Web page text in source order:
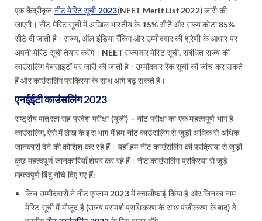
एक केंद्रीकृत नीट मेरिट सूची 2023(NEET Merit List 2022) जारी की
जाएगी। नीट मेरिट सूची में अखिल भारतीय के 15% सीटें और राज्य कोटा 85%
सीटे दी जाती है। राज्य, ऑल इंडिया रैंकिंग और उम्मीदवार की श्रेणी के आधार पर
अपनी मेरिट सूची तैयार करेंगे। NEET राज्यवार मेरिट सूची, संबंधित राज्य की
काउंसलिंग वेबसाइटों पर जारी की जाती है। उम्मीदवार रैंक सूची की जांच कर सकते
हैं और काउंसलिंग प्रक्रिया के साथ आगे बढ़ सकते हैं।
एनईईटी काउंसलिंग 2023
राष्ट्रीय पात्रता सह प्रवेश परीक्षा (यूजी) – नीट परीक्षा का एक महत्वपूर्ण भाग है
काउंसलिंग, ऐसे में लेख के इस भाग में हम नीट काउंसलिंग से जुड़ी अधिक से अधिक
जानकारी देने की कोशिश कर रहे हैं। यहाँ हम नीट काउंसलिंग की प्रक्रिया से जुड़ी
कुछ महत्वपूर्ण जानकारियाँ शेयर कर रहे हैं। नीट काउंसलिंग प्रक्रिया से जुड़े
महत्वपूर्ण बिंदु नीचे दिए गए हैं:
जिन उम्मीदवारों ने नीट एग्जाम 2023 में क्वालीफाई किया है और जिनका नाम
मेरिट सूची में मौजूद है (राज्य परामर्श प्राधिकरण के साथ पंजीकरण के बाद) वे